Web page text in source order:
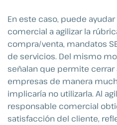
En este caso, puede
comercial a agilizar la
compra/venta, mandatos
de servicios. Del mismo
señalan que permite
empresas de manera
implicaría no utilizarla. Al
responsable comercial
satisfacción del cliente,